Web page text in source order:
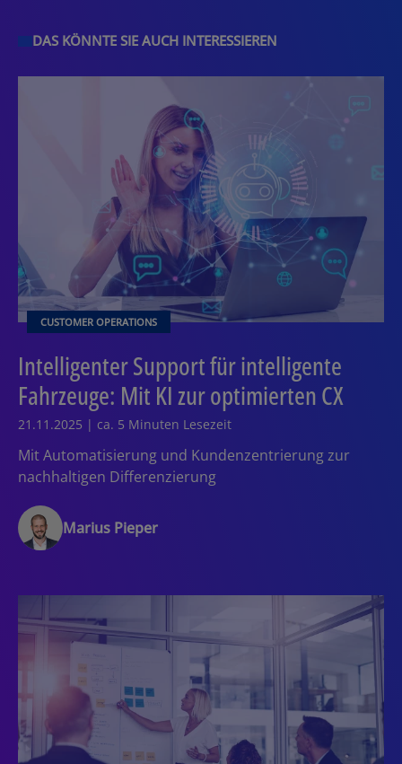
DAS KÖNNTE SIE AUCH INTERESSIEREN
CUSTOMER OPERATIONS
Intelligenter Support für intelligente
Fahrzeuge: Mit KI zur optimierten CX
21.11.2025 | ca. 5 Minuten Lesezeit
Mit Automatisierung und Kundenzentrierung zur
nachhaltigen Differenzierung
Marius Pieper